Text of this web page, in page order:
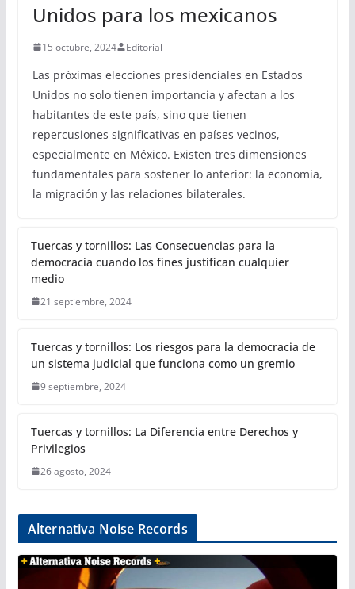
Unidos para los mexicanos
15 octubre, 2024 Editorial
Las próximas elecciones presidenciales en Estados
Unidos no solo tienen importancia y afectan a los
habitantes de este país, sino que tienen
repercusiones significativas en países vecinos,
especialmente en México. Existen tres dimensiones
fundamentales para sostener lo anterior: la economía,
la migración y las relaciones bilaterales.
Tuercas y tornillos: Las Consecuencias para la
democracia cuando los fines justifican cualquier
medio
21 septiembre, 2024
Tuercas y tornillos: Los riesgos para la democracia de
un sistema judicial que funciona como un gremio
9 septiembre, 2024
Tuercas y tornillos: La Diferencia entre Derechos y
Privilegios
26 agosto, 2024
Alternativa Noise Records